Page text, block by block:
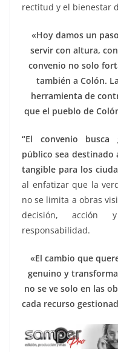
rectitud y el bienestar
«Hoy damos un
servir con altura,
convenio no solo
también a Colón.
herramienta de
que el pueblo de
“El convenio busca
público sea
tangible para los
al enfatizar que la
no se limita a obras
decisión, acción
responsabilidad.
«El cambio que
genuino y
no se ve solo en las
cada recurso